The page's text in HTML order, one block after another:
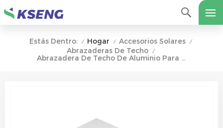
Estás Dentro: / Hogar / Accesorios Solares /
Abrazaderas De Techo /
Abrazadera De Techo De Aluminio Para Sistema De Montaje Solar De Techo De Metal